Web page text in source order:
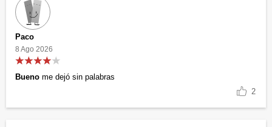
Paco
8 Ago 2026
Bueno me dejó sin palabras
2